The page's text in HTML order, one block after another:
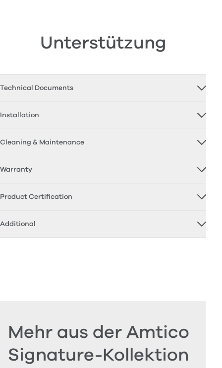
Unterstützung
Technical Documents
Installation
Cleaning & Maintenance
Warranty
Product Certification
Additional
Mehr aus der Amtico
Signature-Kollektion